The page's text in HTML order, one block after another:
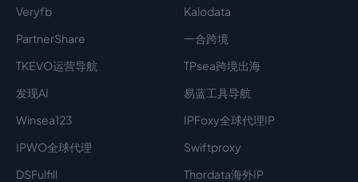
Veryfb
Kalodata
PartnerShare
一合跨境
TKEVO运营导航
TPsea跨境出海
发现AI
易蓝工具导航
Winsea123
IPFoxy全球代理IP
IPWO全球代理
Swiftproxy
DSFulfill
Thordata海外IP